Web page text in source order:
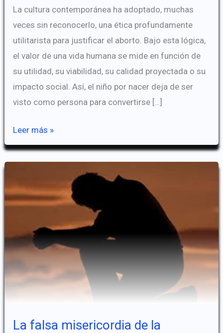
La cultura contemporánea ha adoptado, muchas
veces sin reconocerlo, una ética profundamente
utilitarista para justificar el aborto. Bajo esta lógica,
el valor de una vida humana se mide en función de
su utilidad, su viabilidad, su calidad proyectada o su
impacto social. Así, el niño por nacer deja de ser
visto como persona para convertirse […]
El
aborto
y
ética
del
Leer más »
La falsa misericordia de la